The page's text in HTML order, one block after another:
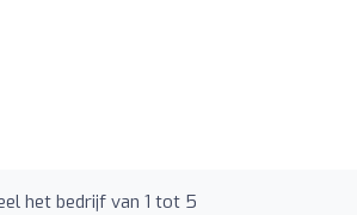
het bedrijf van 1 tot 5